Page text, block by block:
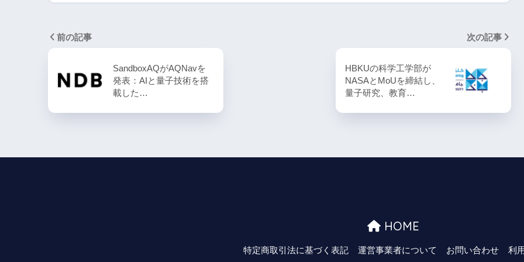
前の記事
SandboxAQがAQNavを
発表：AIと量子技術を搭
載した…
次の記事
HBKUの科学工学部が
NASAとMoUを締結し、
量子研究、教育…
HOME
特定商取引法に基づく表記 運営事業者について お問い合わせ 利